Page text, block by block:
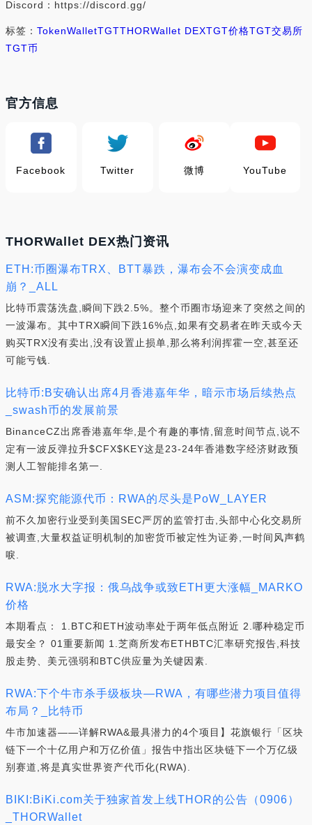
Discord：https://discord.gg/
标签： TokenWalletTGTTHORWallet DEXTGT价格TGT交易所
TGT币
官方信息
Facebook Twitter 微博 YouTube
THORWallet DEX热门资讯
ETH:币圈瀑布TRX、BTT暴跌，瀑布会不会演变成血
崩？_ALL
比特币震荡洗盘,瞬间下跌2.5%。整个币圈市场迎来了突然之间的
一波瀑布。其中TRX瞬间下跌16%点,如果有交易者在昨天或今天
购买TRX没有卖出,没有设置止损单,那么将利润挥霍一空,甚至还
可能亏钱.
比特币:B安确认出席4月香港嘉年华，暗示市场后续热点
_swash币的发展前景
BinanceCZ出席香港嘉年华,是个有趣的事情,留意时间节点,说不
定有一波反弹拉升$CFX$KEY这是23-24年香港数字经济财政预
测人工智能排名第一.
ASM:探究能源代币：RWA的尽头是PoW_LAYER
前不久加密行业受到美国SEC严厉的监管打击,头部中心化交易所
被调查,大量权益证明机制的加密货币被定性为证劵,一时间风声鹤
唳.
RWA:脱水大字报：俄乌战争或致ETH更大涨幅_MARKO
价格
本期看点： 1.BTC和ETH波动率处于两年低点附近 2.哪种稳定币
最安全？ 01重要新闻 1.芝商所发布ETHBTC汇率研究报告,科技
股走势、美元强弱和BTC供应量为关键因素.
RWA:下个牛市杀手级板块—RWA，有哪些潜力项目值得
布局？_比特币
牛市加速器——详解RWA&最具潜力的4个项目】花旗银行「区块
链下一个十亿用户和万亿价值」报告中指出区块链下一个万亿级
别赛道,将是真实世界资产代币化(RWA).
BIKI:BiKi.com关于独家首发上线THOR的公告（0906）
_THORWallet